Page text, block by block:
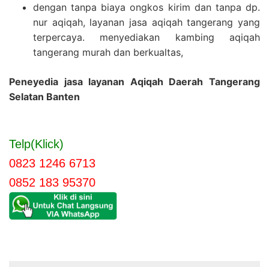
dengan tanpa biaya ongkos kirim dan tanpa dp.
nur aqiqah, layanan jasa aqiqah tangerang yang
terpercaya. menyediakan kambing aqiqah
tangerang murah dan berkualtas,
Peneyedia jasa layanan Aqiqah Daerah Tangerang
Selatan Banten
Telp(Klick)
0823 1246 6713
0852 183 95370